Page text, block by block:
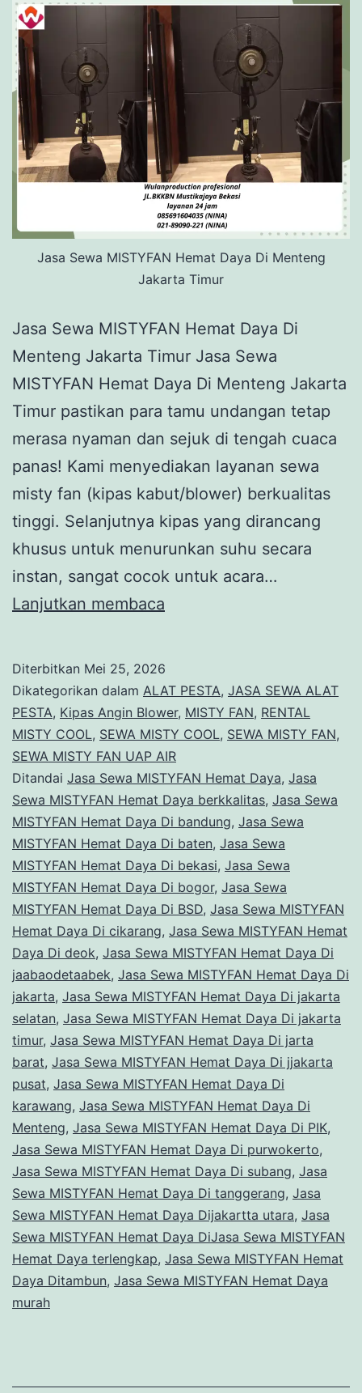
Jasa Sewa MISTYFAN Hemat Daya Di Menteng
Jakarta Timur
Jasa Sewa MISTYFAN Hemat Daya Di
Menteng Jakarta Timur Jasa Sewa
MISTYFAN Hemat Daya Di Menteng Jakarta
Timur pastikan para tamu undangan tetap
merasa nyaman dan sejuk di tengah cuaca
panas! Kami menyediakan layanan sewa
misty fan (kipas kabut/blower) berkualitas
tinggi. Selanjutnya kipas yang dirancang
khusus untuk menurunkan suhu secara
instan, sangat cocok untuk acara…
Lanjutkan membaca
HEMAT
DAYA
DI
MENTENG
JAKARTA
TIMUR
Diterbitkan Mei 25, 2026
Dikategorikan dalam ALAT PESTA, JASA SEWA ALAT
PESTA, Kipas Angin Blower, MISTY FAN, RENTAL
MISTY COOL, SEWA MISTY COOL, SEWA MISTY FAN,
SEWA MISTY FAN UAP AIR
Ditandai Jasa Sewa MISTYFAN Hemat Daya, Jasa
Sewa MISTYFAN Hemat Daya berkkalitas, Jasa Sewa
MISTYFAN Hemat Daya Di bandung, Jasa Sewa
MISTYFAN Hemat Daya Di baten, Jasa Sewa
MISTYFAN Hemat Daya Di bekasi, Jasa Sewa
MISTYFAN Hemat Daya Di bogor, Jasa Sewa
MISTYFAN Hemat Daya Di BSD, Jasa Sewa MISTYFAN
Hemat Daya Di cikarang, Jasa Sewa MISTYFAN Hemat
Daya Di deok, Jasa Sewa MISTYFAN Hemat Daya Di
jaabaodetaabek, Jasa Sewa MISTYFAN Hemat Daya Di
jakarta, Jasa Sewa MISTYFAN Hemat Daya Di jakarta
selatan, Jasa Sewa MISTYFAN Hemat Daya Di jakarta
timur, Jasa Sewa MISTYFAN Hemat Daya Di jarta
barat, Jasa Sewa MISTYFAN Hemat Daya Di jjakarta
pusat, Jasa Sewa MISTYFAN Hemat Daya Di
karawang, Jasa Sewa MISTYFAN Hemat Daya Di
Menteng, Jasa Sewa MISTYFAN Hemat Daya Di PIK,
Jasa Sewa MISTYFAN Hemat Daya Di purwokerto,
Jasa Sewa MISTYFAN Hemat Daya Di subang, Jasa
Sewa MISTYFAN Hemat Daya Di tanggerang, Jasa
Sewa MISTYFAN Hemat Daya Dijakartta utara, Jasa
Sewa MISTYFAN Hemat Daya DiJasa Sewa MISTYFAN
Hemat Daya terlengkap, Jasa Sewa MISTYFAN Hemat
Daya Ditambun, Jasa Sewa MISTYFAN Hemat Daya
murah